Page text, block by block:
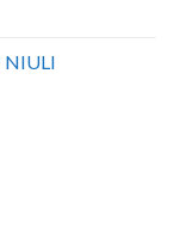
NIULI